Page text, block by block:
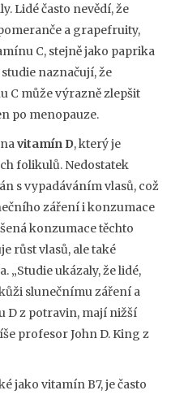
Lidé často nevědí, že
a grapefruity,
C, stejně jako paprika
naznačují, že
C může výrazně zlepšit
po menopauze.
vitamín D, který je
folikulů. Nedostatek
s vypadáváním vlasů, což
záření i konzumace
konzumace těchto
růst vlasů, ale také
„Studie ukázaly, že lidé,
slunečnímu záření a
D z potravin, mají nižší
profesor John D. King z
jako vitamín B7, je často